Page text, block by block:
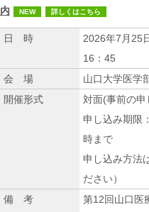
内
NEW 詳しくはこちら
日 時
2026年7月25
16：45
会 場
山口大学医
開催形式
対面(事前の申
申し込み期限
時まで
申し込み方法
ださい）
備 考
第12回山口医